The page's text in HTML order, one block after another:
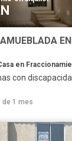
en
con
1 mes